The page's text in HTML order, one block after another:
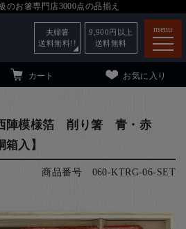
のお箸専門店3000点の品揃え
menu
カート お気に入り
夫婦箸
送料無料!!
9,900 円以上
送料無料
西陣模様箔 削り箸 青・赤
入】
商品番号 060-KTRG-06-SET